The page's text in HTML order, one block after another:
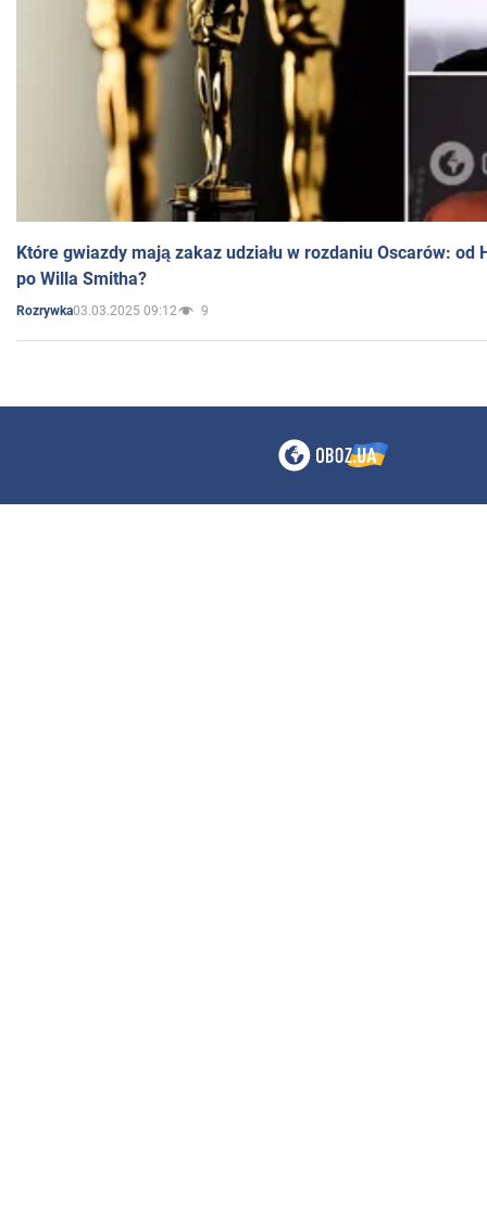
Które gwiazdy mają zakaz udziału w rozdaniu Oscarów: od
po Willa Smitha?
Rozrywka03.03.2025 09:12 9